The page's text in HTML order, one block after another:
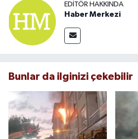
EDITÖR HAKKINDA
Haber Merkezi
Bunlar da ilginizi çekebilir